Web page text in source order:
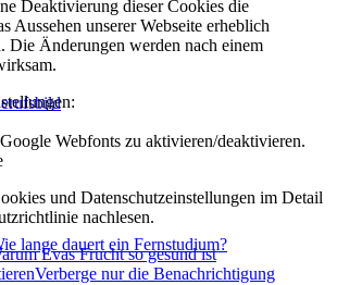
lange dauert ein Fernstudium?
Deaktivierung dieser Cookies die
Aussehen unserer Webseite erheblich
Die Änderungen werden nach einem
Webfonts zu aktivieren/deaktivieren.
und Datenschutzeinstellungen im Detail
nachlesen.
Evas Frucht so gesund ist
Verberge nur die Benachrichtigung